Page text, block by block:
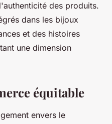
des produits.
dans les bijoux
et des histoires
une dimension
équitable
envers le